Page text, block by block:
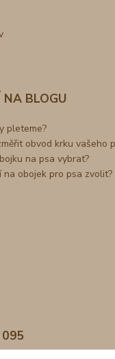
NA BLOGU
pleteme?
obvod krku vašeho
na psa vybrat?
na obojek pro psa zvolit?